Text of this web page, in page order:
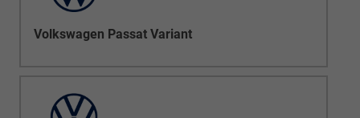
Volkswagen Passat Variant